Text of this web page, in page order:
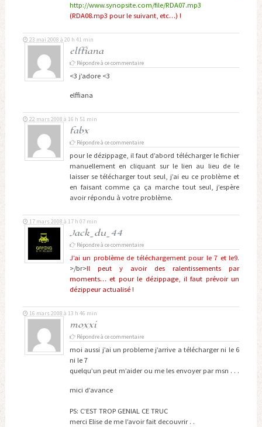
http://www.synopsite.com/file/RDA07.mp3
(RDA08.mp3 pour le suivant, etc…) !
elffiana
23 mai 2008 à 20 h 41 min
Répondre à ce commentaire
<3 j’adore <3
elffiana
fabx
22 mars 2008 à 16 h 51 min
Répondre à ce commentaire
pour le dézippage, il faut d’abord télécharger le fichier
manuellement en cliquant sur le lien au lieu de le
laisser se télécharger tout seul, j’ai eu ce problème et
en faisant comme ça ça marche tout seul, j’espère
avoir répondu à votre problème.
Jack_du_44
17 mars 2008 à 17 h 07 min
Répondre à ce commentaire
J’ai un problème de téléchargement pour le 7 et le9.
>/br>Il peut y avoir des ralentissements par
moments… et pour le dézippage, il faut prévoir un
dézippeur actualisé !
moxxi
16 mars 2008 à 13 h 46 min
Répondre à ce commentaire
moi aussi j’ai un probleme j’arrive a télécharger ni le 6
ni le 7
quelqu’un peut m’aider ou me les envoyer par msn . . .
mici d’avance
PS: C’EST TROP GENIAL CE TRUC
merci Elise de me l’avoir fait decouvrir . .